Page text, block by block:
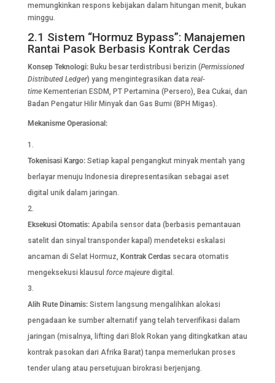
memungkinkan respons kebijakan dalam hitungan menit, bukan
minggu.
2.1 Sistem “Hormuz Bypass”: Manajemen
Rantai Pasok Berbasis Kontrak Cerdas
Konsep Teknologi:Buku besar terdistribusi berizin (Permissioned
Distributed Ledger) yang mengintegrasikan data real-
timeKementerian ESDM, PT Pertamina (Persero), Bea Cukai, dan
Badan Pengatur Hilir Minyak dan Gas Bumi (BPH Migas).
Mekanisme Operasional:
Tokenisasi Kargo:Setiap kapal pengangkut minyak mentah yang
berlayar menuju Indonesia direpresentasikan sebagai aset
digital unik dalam jaringan.
Eksekusi Otomatis:Apabila sensor data (berbasis pemantauan
satelit dan sinyal transponder kapal) mendeteksi eskalasi
ancaman di Selat Hormuz, Kontrak Cerdassecara otomatis
mengeksekusi klausul force majeuredigital.
Alih Rute Dinamis:Sistem langsung mengalihkan alokasi
pengadaan ke sumber alternatif yang telah terverifikasi dalam
jaringan (misalnya, lifting dari Blok Rokan yang ditingkatkan atau
kontrak pasokan dari Afrika Barat) tanpa memerlukan proses
tender ulang atau persetujuan birokrasi berjenjang.